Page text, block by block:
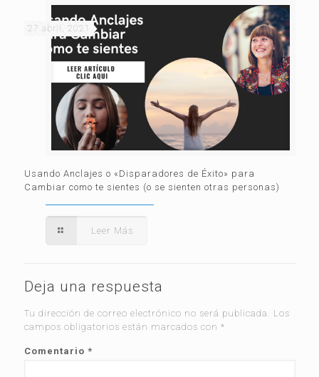
27 abril, 2021
Usando Anclajes o «Disparadores de Éxito» para
Cambiar como te sientes (o se sienten otras personas)
Leer Más
Deja una respuesta
Tu dirección de correo electrónico no será publicada.
Los
campos obligatorios están marcados con *
Comentario *